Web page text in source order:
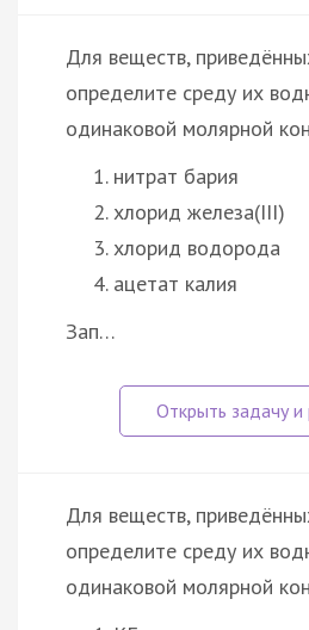
Для веществ,
определите среду их
одинаковой молярной
нитрат бария
хлорид железа(III)
хлорид водорода
ацетат калия
Зап…
Для веществ,
определите среду их
одинаковой молярной